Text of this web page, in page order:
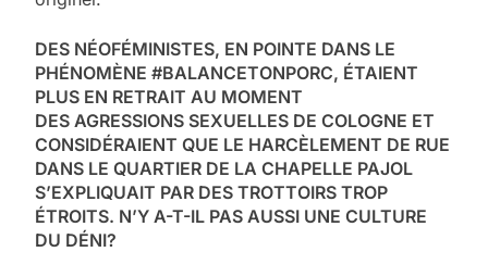
DES NÉOFÉMINISTES, EN POINTE DANS LE
PHÉNOMÈNE #BALANCETONPORC, ÉTAIENT
PLUS EN RETRAIT AU MOMENT
DES AGRESSIONS SEXUELLES DE COLOGNE ET
CONSIDÉRAIENT QUE LE HARCÈLEMENT DE RUE
DANS LE QUARTIER DE LA CHAPELLE PAJOL
S’EXPLIQUAIT PAR DES TROTTOIRS TROP
ÉTROITS. N’Y A-T-IL PAS AUSSI UNE CULTURE
DU DÉNI?